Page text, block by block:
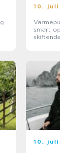
10. juli
smart
10. juli